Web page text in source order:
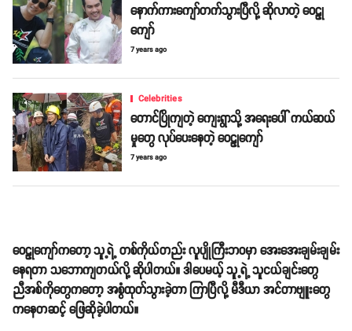
နောက်ကားကျော်တက်သွားပြီလို့ ဆိုလာတဲ့ ဝေဠု
ကျော်
7 years ago
Celebrities
တောင်ပြိုကျတဲ့ ကျေးရွာသို့ အရေးပေါ် ကယ်ဆယ်
မှုတွေ လုပ်ပေးနေတဲ့ ဝေဠုကျော်
7 years ago
ဝေဠုကျော်ကတော့ သူ့ရဲ့ တစ်ကိုယ်တည်း လူပျိုကြီးဘဝမှာ အေးအေးချမ်းချမ်း
နေရတာ သဘောကျတယ်လို့ ဆိုပါတယ်။ ဒါပေမယ့် သူ့ရဲ့ သူငယ်ချင်းတွေ
ညီအစ်ကိုတွေကတော့ အစွံထုတ်သွားခဲ့တာ ကြာပြီလို့ မီဒီယာ အင်တာဗျူးတွေ
ကနေတဆင့် ဖြေဆိုခဲ့ပါတယ်။